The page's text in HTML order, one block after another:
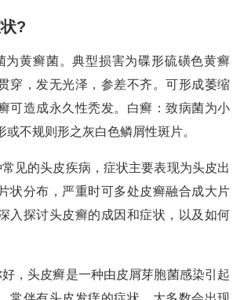
?
为黄癣菌。典型损害为碟形硫磺色黄癣
穿，发无光泽，参差不齐。可形成萎缩
可造成永久性秃发。白癣：致病菌为小
或不规则形之灰白色鳞屑性斑片。
见的头皮疾病，症状主要表现为头皮出
状分布，严重时可多处皮癣融合成大片
入探讨头皮癣的成因和症状，以及如何
，头皮癣是一种由皮屑芽胞菌感染引起